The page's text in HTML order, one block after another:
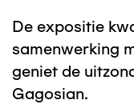
De expositie
samenwerking
geniet de
Gagosian.